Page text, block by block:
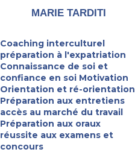
MARIE TARDITI
Coaching interculturel
préparation à l'expatriation
Connaissance de soi et
confiance en soi Motivation
Orientation et ré-orientation
Préparation aux entretiens
accès au marché du travail
Préparation aux oraux
réussite aux examens et
concours